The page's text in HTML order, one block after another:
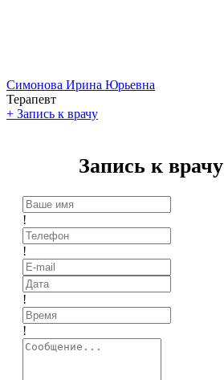
Симонова Ирина Юрьевна
Терапевт
+ Запись к врачу
Запись к врачу
!
!
!
!